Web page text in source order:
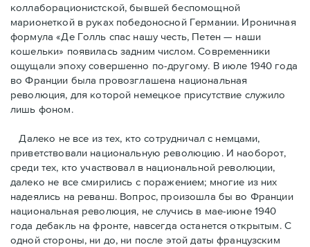
коллаборационистской, бывшей беспомощной
марионеткой в руках победоносной Германии. Ироничная
формула «Де Голль спас нашу честь, Петен — наши
кошельки» появилась задним числом. Современники
ощущали эпоху совершенно по-другому. В июле 1940 года
во Франции была провозглашена национальная
революция, для которой немецкое присутствие служило
лишь фоном.
Далеко не все из тех, кто сотрудничал с немцами,
приветствовали национальную революцию. И наоборот,
среди тех, кто участвовал в национальной революции,
далеко не все смирились с поражением; многие из них
надеялись на реванш. Вопрос, произошла бы во Франции
национальная революция, не случись в мае-июне 1940
года дебакль на фронте, навсегда останется открытым. С
одной стороны, ни до, ни после этой даты французским